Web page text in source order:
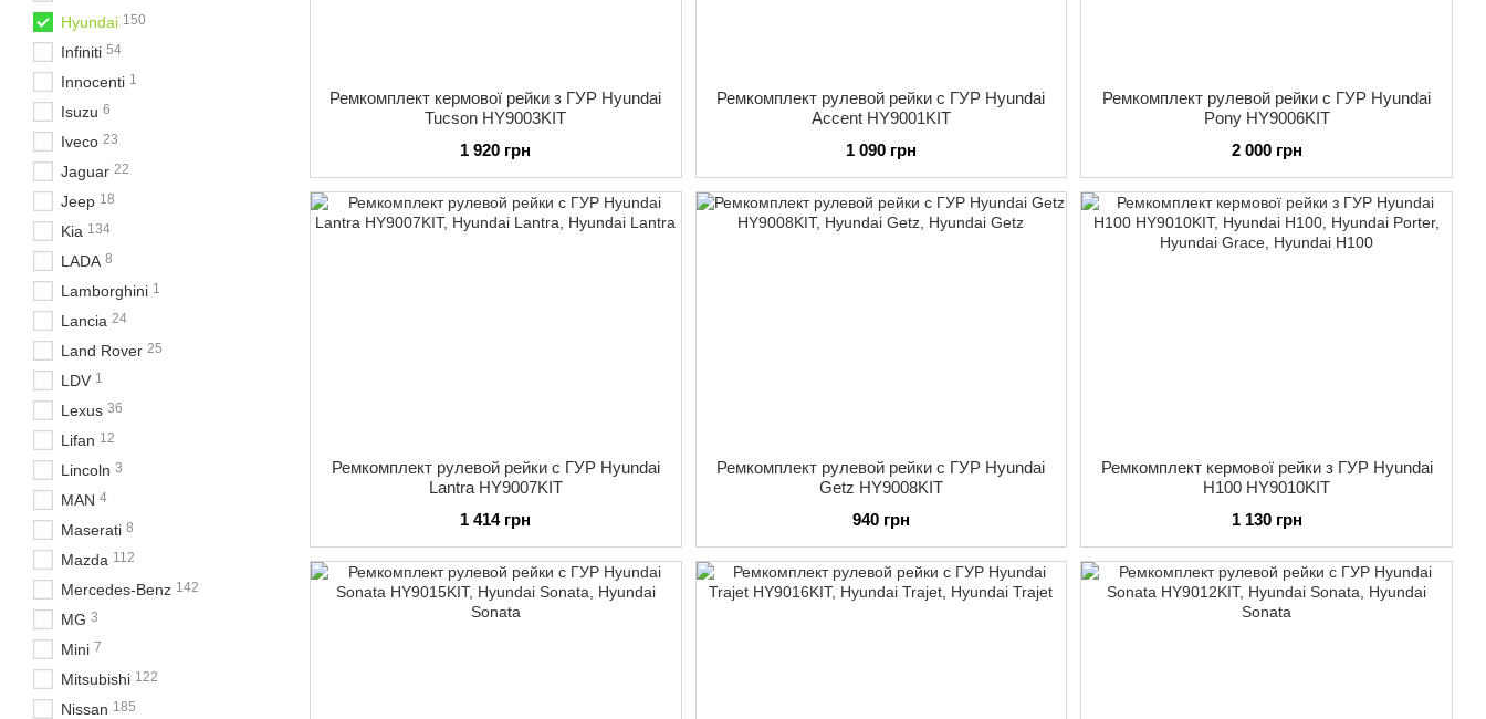
Ремкомплект кермової рейки з ГУР Hyundai
Tucson HY9003KIT
1 920 грн
Ремкомплект рулевой рейки с ГУР Hyundai
Accent HY9001KIT
1 090 грн
Ремкомплект рулевой рейки с ГУР Hyundai
Pony HY9006KIT
2 000 грн
Ремкомплект рулевой рейки с ГУР Hyundai
Lantra HY9007KIT
1 414 грн
Ремкомплект рулевой рейки с ГУР Hyundai
Getz HY9008KIT
940 грн
Ремкомплект кермової рейки з ГУР Hyundai
H100 HY9010KIT
1 130 грн
Hyundai 150
Infiniti 54
Innocenti 1
Isuzu 6
Iveco 23
Jaguar 22
Jeep 18
Kia 134
LADA 8
Lamborghini 1
Lancia 24
Land Rover 25
LDV 1
Lexus 36
Lifan 12
Lincoln 3
MAN 4
Maserati 8
Mazda 112
Mercedes-Benz 142
MG 3
Mini 7
Mitsubishi 122
Nissan 185